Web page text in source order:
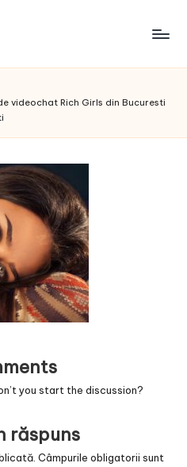
videochat Rich Girls din Bucuresti
you start the discussion?
răspuns
Câmpurile obligatorii sunt